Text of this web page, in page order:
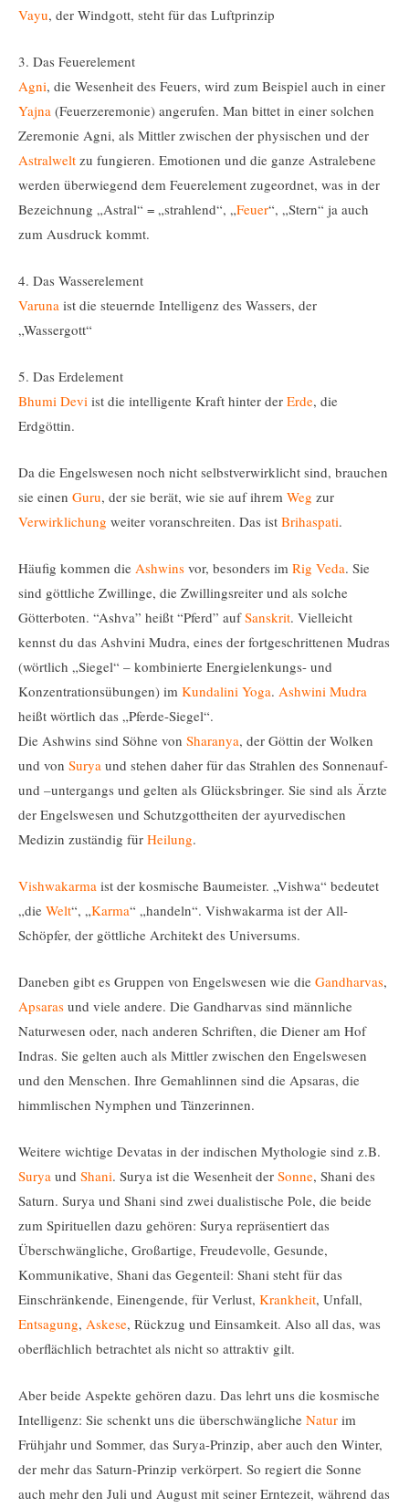
Vayu, der Windgott, steht für das Luftprinzip
3. Das Feuerelement
Agni, die Wesenheit des Feuers, wird zum Beispiel auch in einer
Yajna (Feuerzeremonie) angerufen. Man bittet in einer solchen
Zeremonie Agni, als Mittler zwischen der physischen und der
Astralwelt zu fungieren. Emotionen und die ganze Astralebene
werden überwiegend dem Feuerelement zugeordnet, was in der
Bezeichnung „Astral“ = „strahlend“, „Feuer“, „Stern“ ja auch
zum Ausdruck kommt.
4. Das Wasserelement
Varuna ist die steuernde Intelligenz des Wassers, der
„Wassergott“
5. Das Erdelement
Bhumi Devi ist die intelligente Kraft hinter der Erde, die
Erdgöttin.
Da die Engelswesen noch nicht selbstverwirklicht sind, brauchen
sie einen Guru, der sie berät, wie sie auf ihrem Weg zur
Verwirklichung weiter voranschreiten. Das ist Brihaspati.
Häufig kommen die Ashwins vor, besonders im Rig Veda. Sie
sind göttliche Zwillinge, die Zwillingsreiter und als solche
Götterboten. “Ashva” heißt “Pferd” aufSanskrit. Vielleicht
kennst du das Ashvini Mudra, eines der fortgeschrittenen Mudras
(wörtlich „Siegel“ – kombinierte Energielenkungs- und
Konzentrationsübungen) im Kundalini Yoga. Ashwini Mudra
heißt wörtlich das „Pferde-Siegel“.
Die Ashwins sind Söhne von Sharanya, der Göttin der Wolken
und von Surya und stehen daher für das Strahlen des Sonnenauf-
und –untergangs und gelten als Glücksbringer. Sie sind als Ärzte
der Engelswesen und Schutzgottheiten der ayurvedischen
Medizin zuständig für Heilung.
Vishwakarma ist der kosmische Baumeister. „Vishwa“ bedeutet
„die Welt“, „Karma“ „handeln“. Vishwakarma ist der All-
Schöpfer, der göttliche Architekt des Universums.
Daneben gibt es Gruppen von Engelswesen wie die Gandharvas,
Apsaras und viele andere. Die Gandharvas sind männliche
Naturwesen oder, nach anderen Schriften, die Diener am Hof
Indras. Sie gelten auch als Mittler zwischen den Engelswesen
und den Menschen. Ihre Gemahlinnen sind die Apsaras, die
himmlischen Nymphen und Tänzerinnen.
Weitere wichtige Devatas in der indischen Mythologie sind z.B.
Surya und Shani. Surya ist die Wesenheit der Sonne, Shani des
Saturn. Surya und Shani sind zwei dualistische Pole, die beide
zum Spirituellen dazu gehören: Surya repräsentiert das
Überschwängliche, Großartige, Freudevolle, Gesunde,
Kommunikative, Shani das Gegenteil: Shani steht für das
Einschränkende, Einengende, für Verlust, Krankheit, Unfall,
Entsagung, Askese, Rückzug und Einsamkeit. Also all das, was
oberflächlich betrachtet als nicht so attraktiv gilt.
Aber beide Aspekte gehören dazu. Das lehrt uns die kosmische
Intelligenz: Sie schenkt uns die überschwängliche Natur im
Frühjahr und Sommer, das Surya-Prinzip, aber auch den Winter,
der mehr das Saturn-Prinzip verkörpert. So regiert die Sonne
auch mehr den Juli und August mit seiner Erntezeit, während das